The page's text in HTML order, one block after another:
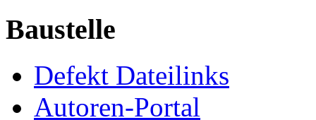
Baustelle
Defekt Dateilinks
Autoren-Portal